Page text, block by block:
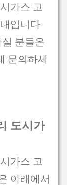
가스 고
입니다
분들은
문의하세
도시가
가스 고
아래에서